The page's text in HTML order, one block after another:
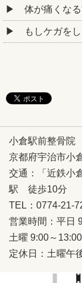
体が痛くな
もしケガを
小倉駅前整骨院
京都府宇治市小
交通：「近鉄小
駅 徒歩10分
TEL：0774-21-
営業時間：平日
土曜 9:00～13:00
定休日：土曜午